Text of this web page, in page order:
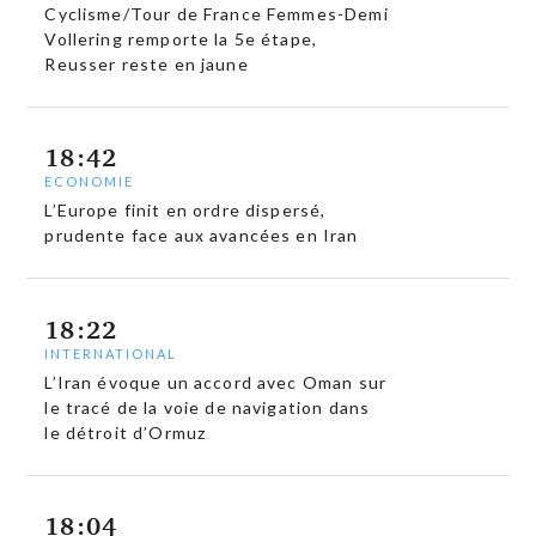
Cyclisme/Tour de France Femmes-Demi
Vollering remporte la 5e étape,
Reusser reste en jaune
18:42
ECONOMIE
L’Europe finit en ordre dispersé,
prudente face aux avancées en Iran
18:22
INTERNATIONAL
L’Iran évoque un accord avec Oman sur
le tracé de la voie de navigation dans
le détroit d’Ormuz
18:04